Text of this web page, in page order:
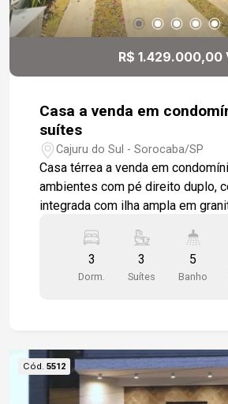
R$ 1.429.000,00
Casa a venda em
suítes
Cajuru do Sul - Sorocaba/SP
Casa térrea a venda em
ambientes com pé direito duplo,
integrada com ilha ampla em
suítes amplas 1 sendo máster
closet, quarto em piso carpete
ambientes frios e sala em
churrasqueira, pressurizador na
infraestrutura completa para ar
infraestrutura pronta para
3
Dorm.
3
Suítes
5
Banho
Cód. 5512